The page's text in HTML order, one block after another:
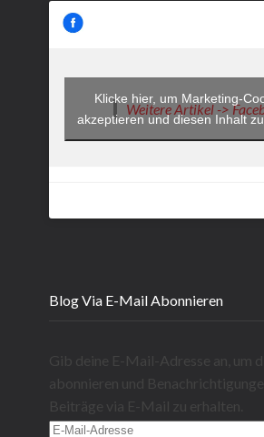
Weitere Artikel ->
Klicke hier, um Marketing-
akzeptieren und diesen Inhalt
Blog Via E-Mail Abonnieren
Gib deine E-Mail-Adresse an, um
abonnieren und
Beiträge via E-Mail zu erhalten.
E-